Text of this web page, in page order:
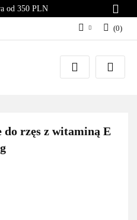
od 350 PLN
Zaloguj się
Załóż konto
(0)
do rzęs z witaminą E